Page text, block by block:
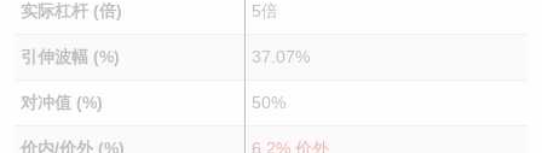
实际杠杆 (倍) 5倍
引伸波幅 (%) 37.07%
对冲值 (%) 50%
价内/价外 (%) 6.2% 价外